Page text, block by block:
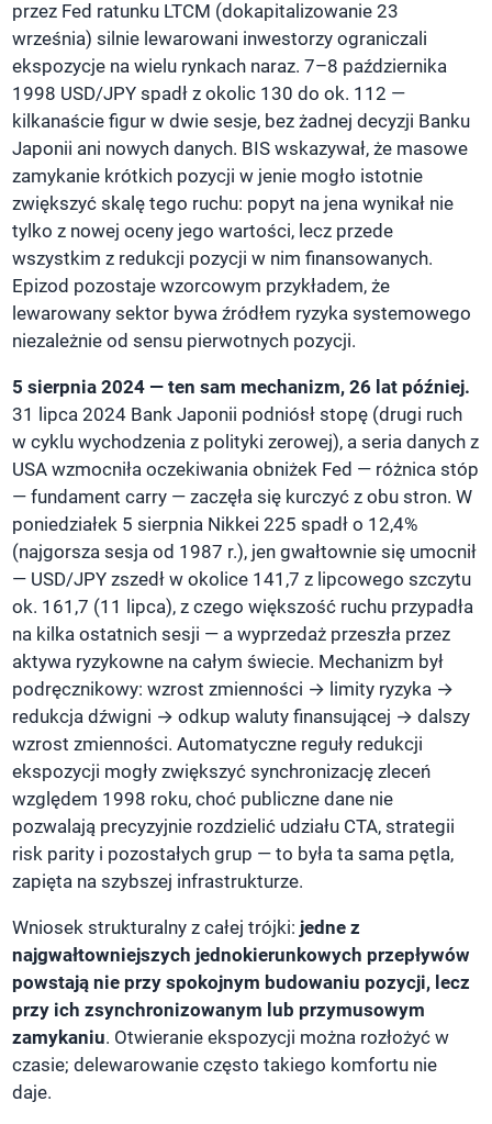
przez Fed ratunku LTCM (dokapitalizowanie 23
września) silnie lewarowani inwestorzy ograniczali
ekspozycje na wielu rynkach naraz. 7–8 października
1998 USD/JPY spadł z okolic 130 do ok. 112 —
kilkanaście figur w dwie sesje, bez żadnej decyzji Banku
Japonii ani nowych danych. BIS wskazywał, że masowe
zamykanie krótkich pozycji w jenie mogło istotnie
zwiększyć skalę tego ruchu: popyt na jena wynikał nie
tylko z nowej oceny jego wartości, lecz przede
wszystkim z redukcji pozycji w nim finansowanych.
Epizod pozostaje wzorcowym przykładem, że
lewarowany sektor bywa źródłem ryzyka systemowego
niezależnie od sensu pierwotnych pozycji.
5 sierpnia 2024 — ten sam mechanizm, 26 lat później.
31 lipca 2024 Bank Japonii podniósł stopę (drugi ruch
w cyklu wychodzenia z polityki zerowej), a seria danych z
USA wzmocniła oczekiwania obniżek Fed — różnica stóp
— fundament carry — zaczęła się kurczyć z obu stron. W
poniedziałek 5 sierpnia Nikkei 225 spadł o 12,4%
(najgorsza sesja od 1987 r.), jen gwałtownie się umocnił
— USD/JPY zszedł w okolice 141,7 z lipcowego szczytu
ok. 161,7 (11 lipca), z czego większość ruchu przypadła
na kilka ostatnich sesji — a wyprzedaż przeszła przez
aktywa ryzykowne na całym świecie. Mechanizm był
podręcznikowy: wzrost zmienności → limity ryzyka →
redukcja dźwigni → odkup waluty finansującej → dalszy
wzrost zmienności. Automatyczne reguły redukcji
ekspozycji mogły zwiększyć synchronizację zleceń
względem 1998 roku, choć publiczne dane nie
pozwalają precyzyjnie rozdzielić udziału CTA, strategii
risk parity i pozostałych grup — to była ta sama pętla,
zapięta na szybszej infrastrukturze.
Wniosek strukturalny z całej trójki: jedne z
najgwałtowniejszych jednokierunkowych przepływów
powstają nie przy spokojnym budowaniu pozycji, lecz
przy ich zsynchronizowanym lub przymusowym
zamykaniu. Otwieranie ekspozycji można rozłożyć w
czasie; delewarowanie często takiego komfortu nie
daje.